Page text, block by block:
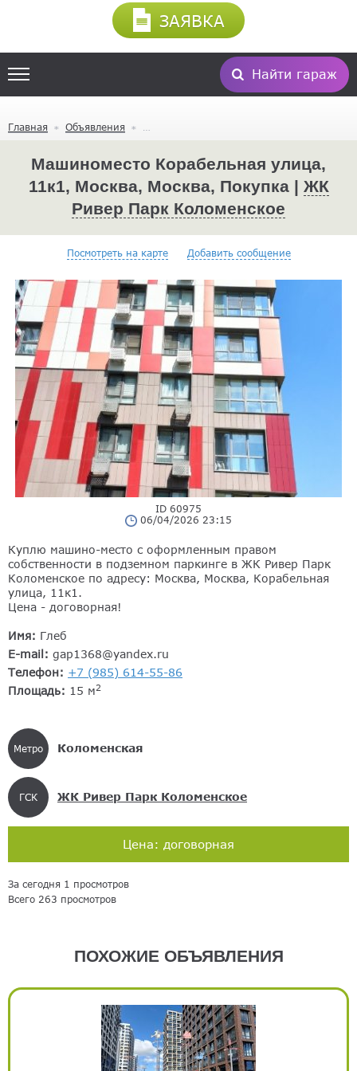
Найти гараж
ЗАЯВКА
Главная Объявления
Машиноместо Корабельная улица,
11к1, Москва, Москва, Покупка | ЖК
Ривер Парк Коломенское
Посмотреть на карте Добавить сообщение
ID 60975
06/04/2026 23:15
Куплю машино-место с оформленным правом
собственности в подземном паркинге в ЖК Ривер Парк
Коломенское по адресу: Москва, Москва, Корабельная
улица, 11к1.
Цена - договорная!
Имя: Глеб
E-mail: gap1368@yandex.ru
Телефон: +7 (985) 614-55-86
Площадь: 15 м2
Метро Коломенская
ГСК ЖК Ривер Парк Коломенское
Цена: договорная
За сегодня 1 просмотров
Всего 263 просмотров
ПОХОЖИЕ ОБЪЯВЛЕНИЯ